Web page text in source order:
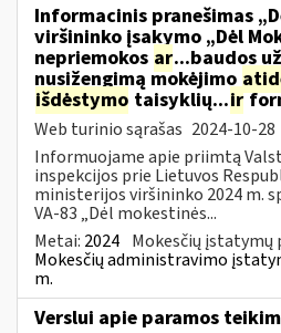
Informacinis pranešimas
viršininko įsakymo „Dėl
nepriemokos ar...baudos
nusižengimą mokėjimo
išdėstymo taisyklių...ir
Web turinio sąrašas 2024-10-28
Informuojame apie priimtą
inspekcijos prie Lietuvos
ministerijos viršininko 2024 m.
VA-83 „Dėl mokestinės...
Metai: 2024 Mokesčių įstatymų
Mokesčių administravimo
m.
Verslui apie paramos